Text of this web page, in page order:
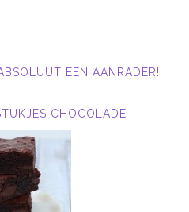
EEN AANRADER!
CHOCOLADE